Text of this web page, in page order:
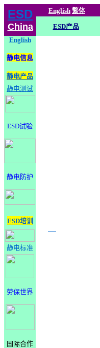
ESD
China
English 繁体
ESD产品
English
静电信息
静电产品
静电测试
ESD试验
静电防护
ESD培训
静电标准
劳保世界
国际合作